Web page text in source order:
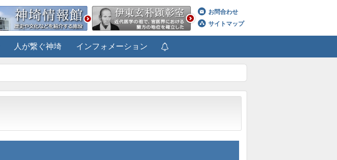
お問合わせ
サイトマップ
人が繋ぐ神埼 インフォメーション